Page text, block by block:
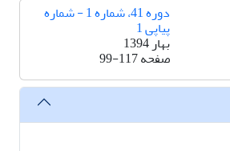
دوره 41، شماره 1 - شماره
پیاپی 1
بهار 1394
صفحه99-117